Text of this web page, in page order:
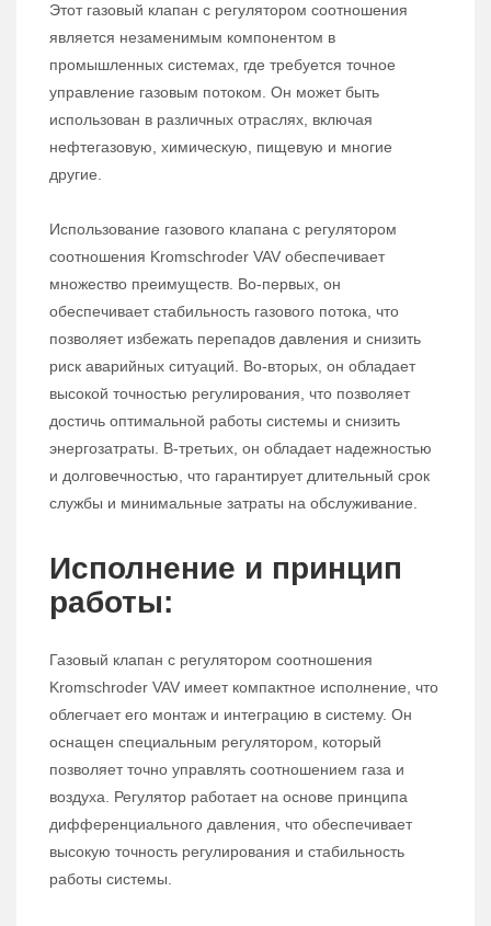
Этот газовый клапан с регулятором соотношения
является незаменимым компонентом в
промышленных системах, где требуется точное
управление газовым потоком. Он может быть
использован в различных отраслях, включая
нефтегазовую, химическую, пищевую и многие
другие.
Использование газового клапана с регулятором
соотношения Kromschroder VAV обеспечивает
множество преимуществ. Во-первых, он
обеспечивает стабильность газового потока, что
позволяет избежать перепадов давления и снизить
риск аварийных ситуаций. Во-вторых, он обладает
высокой точностью регулирования, что позволяет
достичь оптимальной работы системы и снизить
энергозатраты. В-третьих, он обладает надежностью
и долговечностью, что гарантирует длительный срок
службы и минимальные затраты на обслуживание.
Исполнение и принцип
работы:
Газовый клапан с регулятором соотношения
Kromschroder VAV имеет компактное исполнение, что
облегчает его монтаж и интеграцию в систему. Он
оснащен специальным регулятором, который
позволяет точно управлять соотношением газа и
воздуха. Регулятор работает на основе принципа
дифференциального давления, что обеспечивает
высокую точность регулирования и стабильность
работы системы.